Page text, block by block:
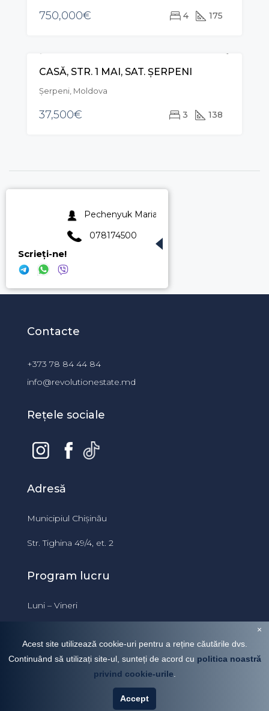
750,000€ 4 175
CASĂ, STR. 1 MAI, SAT. ȘERPENI
Şerpeni, Moldova
37,500€ 3 138
Pechenyuk Maria
078174500
Scrieți-ne!
Contacte
+373 78 84 44 84
info@revolutionestate.md
Rețele sociale
Adresă
Municipiul Chișinău
Str. Tighina 49/4, et. 2
Program lucru
Luni – Vineri
Pechenyuk Maria
078174500
Acest site utilizează cookie-uri pentru a reține căutările dvs.
Continuând să utilizați site-ul, sunteți de acord cu politica noastră
privind cookie-urile
Accept
×